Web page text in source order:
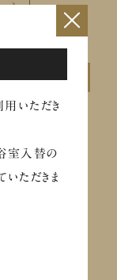
×
いただき
室入替の
いただきま